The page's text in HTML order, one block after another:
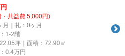
円
・共益費 5,000円)
月｜礼：0ヶ月
1-2階
坪｜面積：72.90㎡
0.4万円